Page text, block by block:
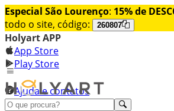
Especial São Lourenço: 15% de
todo o site, código:
260807
Holyart APP
App Store
Play Store
Ajuda e contatos
Conheça premium